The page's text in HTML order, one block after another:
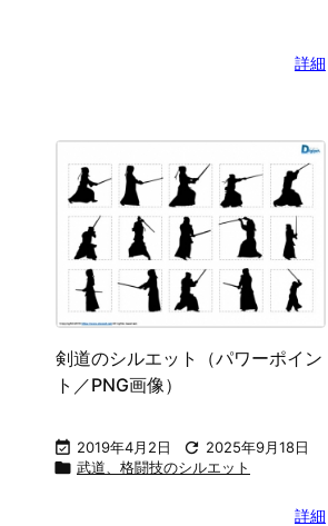
詳細
剣道のシルエット（パワーポイン
ト／PNG画像）
 2019年4月2日  2025年9月18日
 武道、格闘技のシルエット
詳細